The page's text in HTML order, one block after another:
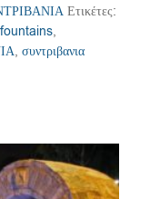
Ετικέτες:
,
, συντριβανια